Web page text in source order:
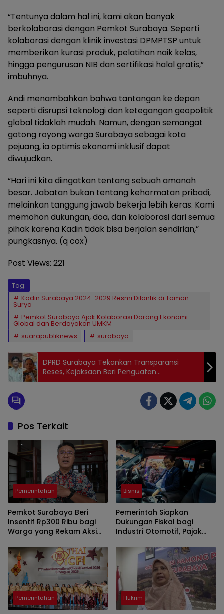
“Tentunya dalam hal ini, kami akan banyak
berkolaborasi dengan Pemkot Surabaya. Seperti
kolaborasi dengan klinik investasi DPMPTSP untuk
memberikan kurasi produk, pelatihan naik kelas,
hingga pengurusan NIB dan sertifikasi halal gratis,”
imbuhnya.
Andi menambahkan bahwa tantangan ke depan
seperti disrupsi teknologi dan ketegangan geopolitik
global tidaklah mudah. Namun, dengan semangat
gotong royong warga Surabaya sebagai kota
pejuang, ia optimis ekonomi inklusif dapat
diwujudkan.
“Hari ini kita diingatkan tentang sebuah amanah
besar. Jabatan bukan tentang kehormatan pribadi,
melainkan tanggung jawab bekerja lebih keras. Kami
memohon dukungan, doa, dan kolaborasi dari semua
pihak karena Kadin tidak bisa berjalan sendirian,”
pungkasnya. (q cox)
Post Views: 221
Tag:
Kadin Surabaya 2024-2029 Resmi Dilantik di Taman
Surya
Pemkot Surabaya Ajak Kolaborasi Dorong Ekonomi
Global dan Berdayakan UMKM
suarapubliknews
surabaya
DPRD Surabaya Tekankan Transparansi
Reses, Kejaksaan Beri Penguatan
Administrasi
Pos Terkait
Pemerintahan
Pemkot Surabaya Beri
Insentif Rp300 Ribu bagi
Warga yang Rekam Aksi
Bisnis
Pemerintah Siapkan
Dukungan Fiskal bagi
Industri Otomotif, Pajak
Perlindungan Leasing Jadi
Sorotan
Pemerintahan Hukrim